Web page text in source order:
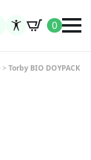
0
> Torby BIO DOYPACK